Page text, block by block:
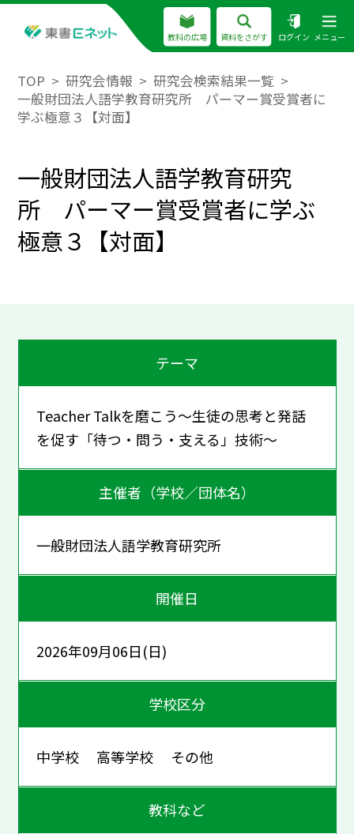
教科の広場 資料をさがす ログイン メニュー
TOP 研究会情報
研究会検索結果一覧
一般財団法人語学教育研究所 パーマー賞受賞者に
学ぶ極意３【対面】
一般財団法人語学教育研究
所 パーマー賞受賞者に学ぶ
極意３【対面】
テーマ
Teacher Talkを磨こう〜生徒の思考と発話
を促す「待つ・問う・支える」技術〜
主催者（学校／団体名）
一般財団法人語学教育研究所
開催日
2026年09月06日(日)
学校区分
中学校 高等学校 その他
教科など